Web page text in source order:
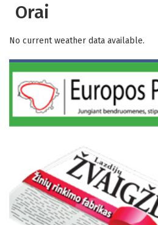
Orai
No current weather data available.